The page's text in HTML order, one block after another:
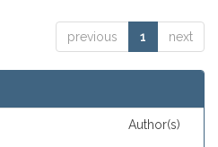
previous 1 next
Author(s)